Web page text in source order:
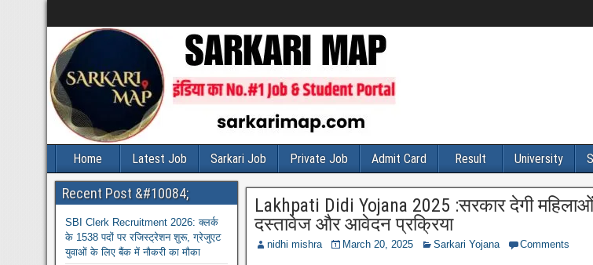
Home Latest Job Sarkari Job Private Job Admit Card Result University
Lakhpati Didi Yojana 2025 :सरकार देगी
दस्तावेज और आवेदन प्रक्रिया
nidhi mishra March 20, 2025 Sarkari Yojana Comments
Recent Post &#10084;
SBI Clerk Recruitment 2026: क्लर्क
के 1538 पदों पर रजिस्ट्रेशन शुरू, ग्रेजुएट
युवाओं के लिए बैंक में नौकरी का मौका